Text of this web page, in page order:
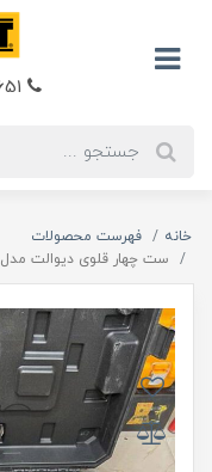
خانه
فهرست محصولات
ست چهار قلوی دیوالت مدل XR، ویدئو تست پائین صفحه